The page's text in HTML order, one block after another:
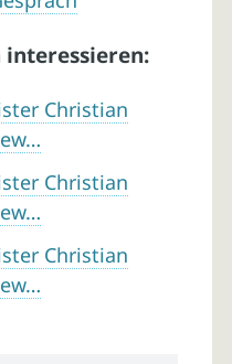
interessieren:
Christian
Christian
Christian